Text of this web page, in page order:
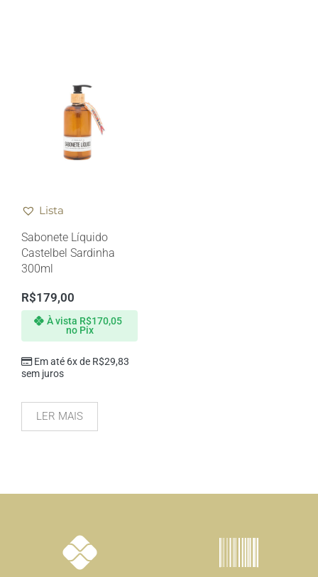
Lista
Sabonete Líquido
Castelbel Sardinha
300ml
R$179,00
Em até 6x de R$29,83
sem juros
À vista R$170,05
no Pix
LER MAIS